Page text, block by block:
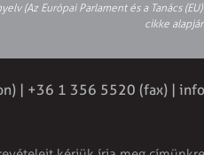
(Az Európai Parlament és a Tanács
cikke
| +36 1 356 5520 (fax) |